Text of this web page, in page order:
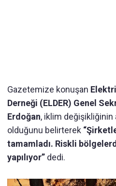
Gazetemize konuşan
Derneği (ELDER) Genel
Erdoğan, iklim değişikliğinin
olduğunu belirterek
tamamladı. Riskli
yapılıyor” dedi.